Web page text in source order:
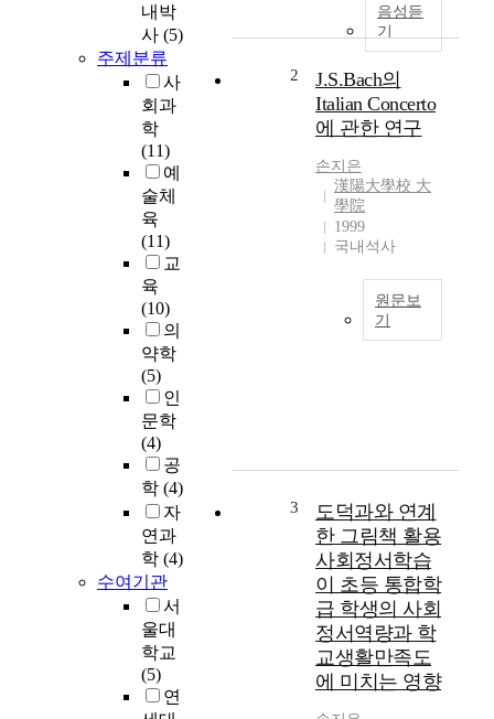
내박
사 (5)
주제분류
사
회과
학
(11)
예
술체
육
(11)
교
육
(10)
의
약학
(5)
인
문학
(4)
공
학 (4)
자
연과
학 (4)
수여기관
서
울대
학교
(5)
연
음성듣
기
.
2
J.S.Bach의
Italian Concerto
에 관한 연구
손지은
漢陽大學校 大
學院
1999
국내석사
원문보
기
3
도덕과와 연계
한 그림책 활용
사회정서학습
이 초등 통합학
급 학생의 사회
정서역량과 학
교생활만족도
에 미치는 영향